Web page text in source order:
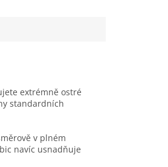
extrémně ostré
standardních
v plném
navíc usnadňuje